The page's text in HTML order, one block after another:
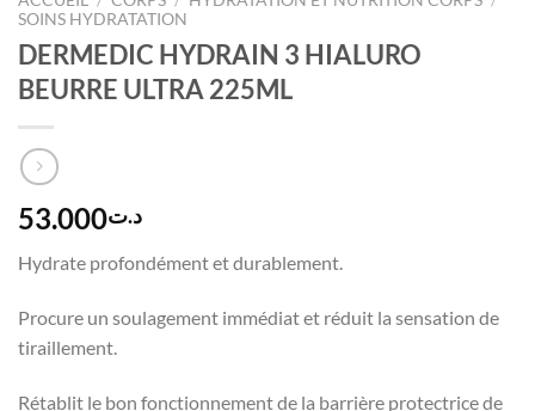
SOINS HYDRATATION
DERMEDIC HYDRAIN 3 HIALURO
BEURRE ULTRA 225ML
د.ت53.000
Hydrate profondément et durablement.
Procure un soulagement immédiat et réduit la sensation de
tiraillement.
Rétablit le bon fonctionnement de la barrière protectrice de